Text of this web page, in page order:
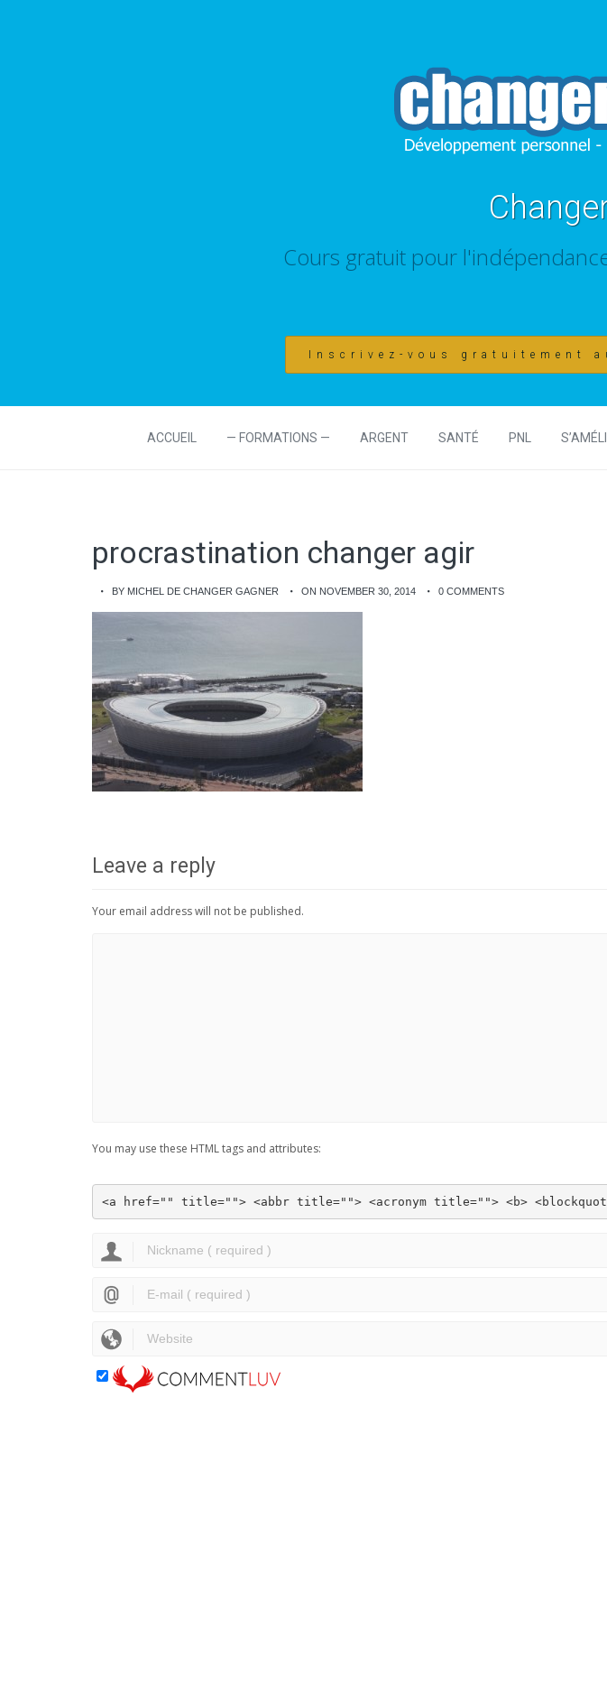
Cours gratuit pour
Inscrivez-vous gratuitement
ACCUEIL — FORMATIONS — ARGENT SANTÉ PNL
procrastination changer agir
BY MICHEL DE CHANGER GAGNER ON NOVEMBER 30, 2014 0 COMMENTS
Leave a reply
Your email address will not be published.
You may use these HTML tags and attributes:
<a href="" title=""> <abbr title=""> <acronym title=""> <b>